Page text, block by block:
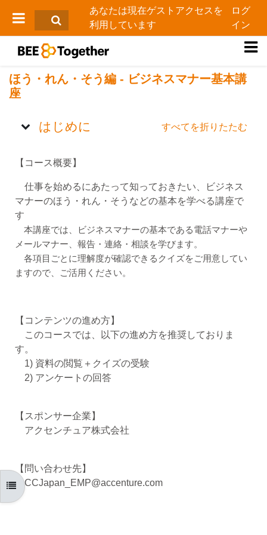
メインコンテンツへスキップする
サイドパネル
あなたは現在ゲストアクセスを
利用しています
ログ
イン
コースインデックスを開く
ほう・れん・そう編 - ビジネスマナー基本講
座
トピックアウトライン
はじめに すべてを折りたたむ
【コース概要】
仕事を始めるにあたって知っておきたい、ビジネス
マナーのほう・れん・そうなどの基本を学べる講座で
す
本講座では、ビジネスマナーの基本である電話マナーや
メールマナー、報告・連絡・相談を学びます。
各項目ごとに理解度が確認できるクイズをご用意してい
ますので、ご活用ください。
【コンテンツの進め方】
このコースでは、以下の進め方を推奨しておりま
す。
1) 資料の閲覧＋クイズの受験
2) アンケートの回答
【スポンサー企業】
アクセンチュア株式会社
【問い合わせ先】
CCJapan_EMP@accenture.com